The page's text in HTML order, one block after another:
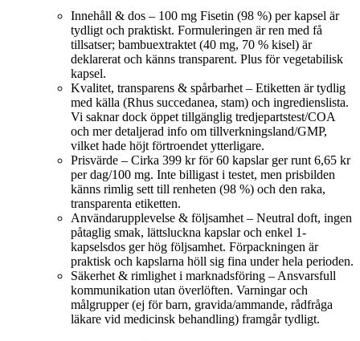
Innehåll & dos – 100 mg Fisetin (98 %) per kapsel är
tydligt och praktiskt. Formuleringen är ren med få
tillsatser; bambuextraktet (40 mg, 70 % kisel) är
deklarerat och känns transparent. Plus för vegetabilisk
kapsel.
Kvalitet, transparens & spårbarhet – Etiketten är tydlig
med källa (Rhus succedanea, stam) och ingredienslista.
Vi saknar dock öppet tillgänglig tredjepartstest/COA
och mer detaljerad info om tillverkningsland/GMP,
vilket hade höjt förtroendet ytterligare.
Prisvärde – Cirka 399 kr för 60 kapslar ger runt 6,65 kr
per dag/100 mg. Inte billigast i testet, men prisbilden
känns rimlig sett till renheten (98 %) och den raka,
transparenta etiketten.
Användarupplevelse & följsamhet – Neutral doft, ingen
påtaglig smak, lättsluckna kapslar och enkel 1-
kapselsdos ger hög följsamhet. Förpackningen är
praktisk och kapslarna höll sig fina under hela perioden.
Säkerhet & rimlighet i marknadsföring – Ansvarsfull
kommunikation utan överlöften. Varningar och
målgrupper (ej för barn, gravida/ammande, rådfråga
läkare vid medicinsk behandling) framgår tydligt.